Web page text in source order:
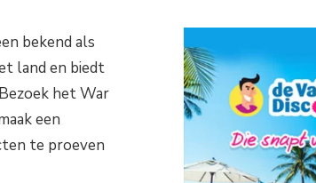
bekend als
land en biedt
het War
een
te proeven